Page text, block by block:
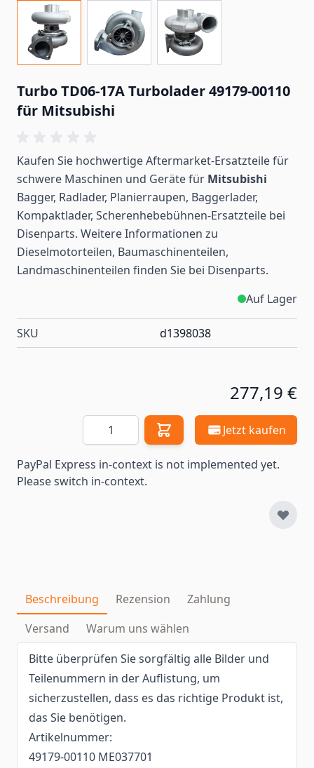
Turbo TD06-17A Turbolader 49179-00110
für Mitsubishi
Kaufen Sie hochwertige Aftermarket-Ersatzteile für
schwere Maschinen und Geräte für Mitsubishi
Bagger, Radlader, Planierraupen, Baggerlader,
Kompaktlader, Scherenhebebühnen-Ersatzteile bei
Disenparts. Weitere Informationen zu
Dieselmotorteilen, Baumaschinenteilen,
Landmaschinenteilen finden Sie bei Disenparts.
Auf Lager
SKU d1398038
277,19 €
Menge Jetzt kaufen
PayPal Express in-context is not implemented yet.
Please switch in-context.
Beschreibung Rezension
Zahlung
Versand
Warum uns wählen
Bitte überprüfen Sie sorgfältig alle Bilder und
Teilenummern in der Auflistung, um
sicherzustellen, dass es das richtige Produkt ist,
das Sie benötigen.
Artikelnummer:
49179-00110 ME037701